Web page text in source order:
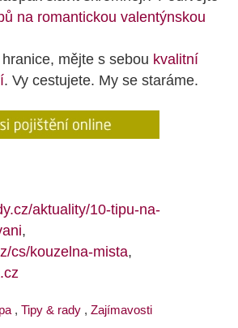
na romantickou valentýnskou
mějte s sebou kvalitní
. Vy cestujete. My se staráme.
aktuality/10-tipu-na-
,
cs/kouzelna-mista,
, Tipy & rady , Zajímavosti